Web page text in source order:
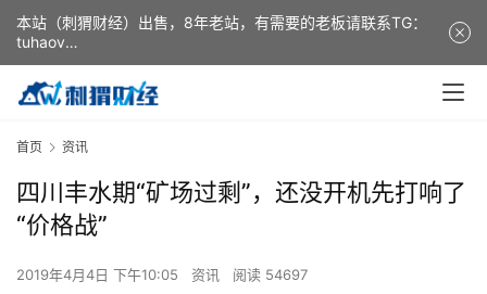
首页 资讯
四川丰水期“矿场过剩”，还没开机先打响了
“价格战”
2019年4月4日 下午10:05 资讯 阅读 54697
本站（刺猬财经）出售，8年老站，有需要的老板请联系TG：
tuhaov
This website (ciweicaijing) is for sale. It is a 8-year-old
website. If you need it, please contact TG: tuhaov